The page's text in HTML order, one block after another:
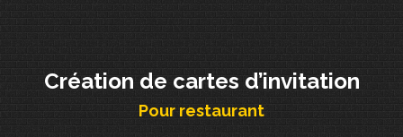
Création de cartes d’invitation
Pour restaurant